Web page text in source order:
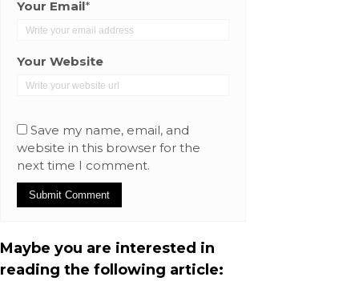
Your Email*
Your Website
Save my name, email, and
website in this browser for the
next time I comment.
Maybe you are interested in
reading the following article: